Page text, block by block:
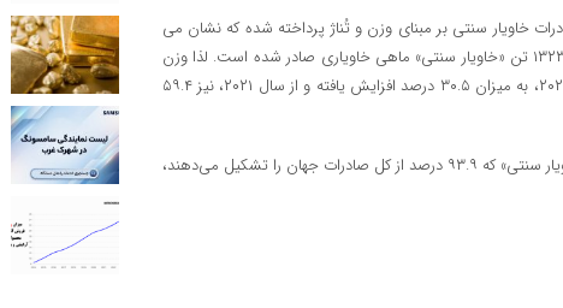
خاویار سنتی بر مبنای وزن و تُناژ پرداخته شده که نشان می
دهد: بر اساس وزن محموله، در سال ۲۰۲۵ در مجموع ۱۳۲۳ تن «خاویار سنتی» ماهی خاویاری صادر شده است. لذا وزن
کلی خاویار صادراتی در سطح جهان در مقایسه با سال ۲۰۲۴، به میزان ۳۰.۵ درصد افزایش یافته و از سال ۲۰۲۱، نیز ۵۹.۴
همچنین بر اساس وزن محموله، ۱۵ صادرکننده برتر «خاویار سنتی» که ۹۳.۹ درصد از کل صادرات جهان را تشکیل می‌دهند،